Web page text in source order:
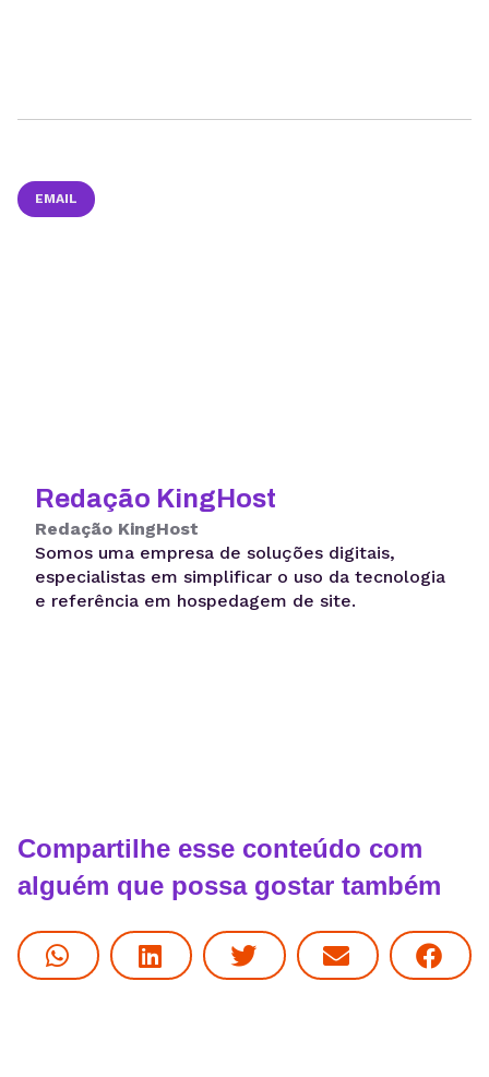
EMAIL
Redação KingHost
Redação KingHost
Somos uma empresa de soluções digitais,
especialistas em simplificar o uso da tecnologia
e referência em hospedagem de site.
Compartilhe esse conteúdo com
alguém que possa gostar também